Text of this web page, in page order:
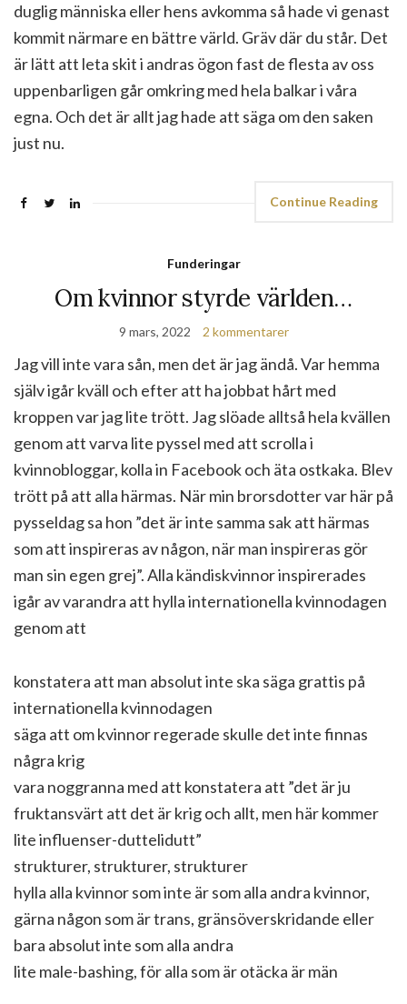
duglig människa eller hens avkomma så hade vi genast
kommit närmare en bättre värld. Gräv där du står. Det
är lätt att leta skit i andras ögon fast de flesta av oss
uppenbarligen går omkring med hela balkar i våra
egna. Och det är allt jag hade att säga om den saken
just nu.
Continue Reading
Funderingar
Om kvinnor styrde världen…
9 mars, 2022 2 kommentarer
Jag vill inte vara sån, men det är jag ändå. Var hemma
själv igår kväll och efter att ha jobbat hårt med
kroppen var jag lite trött. Jag slöade alltså hela kvällen
genom att varva lite pyssel med att scrolla i
kvinnobloggar, kolla in Facebook och äta ostkaka. Blev
trött på att alla härmas. När min brorsdotter var här på
pysseldag sa hon ”det är inte samma sak att härmas
som att inspireras av någon, när man inspireras gör
man sin egen grej”. Alla kändiskvinnor inspirerades
igår av varandra att hylla internationella kvinnodagen
genom att
konstatera att man absolut inte ska säga grattis på
internationella kvinnodagen
säga att om kvinnor regerade skulle det inte finnas
några krig
vara noggranna med att konstatera att ”det är ju
fruktansvärt att det är krig och allt, men här kommer
lite influenser-duttelidutt”
strukturer, strukturer, strukturer
hylla alla kvinnor som inte är som alla andra kvinnor,
gärna någon som är trans, gränsöverskridande eller
bara absolut inte som alla andra
lite male-bashing, för alla som är otäcka är män